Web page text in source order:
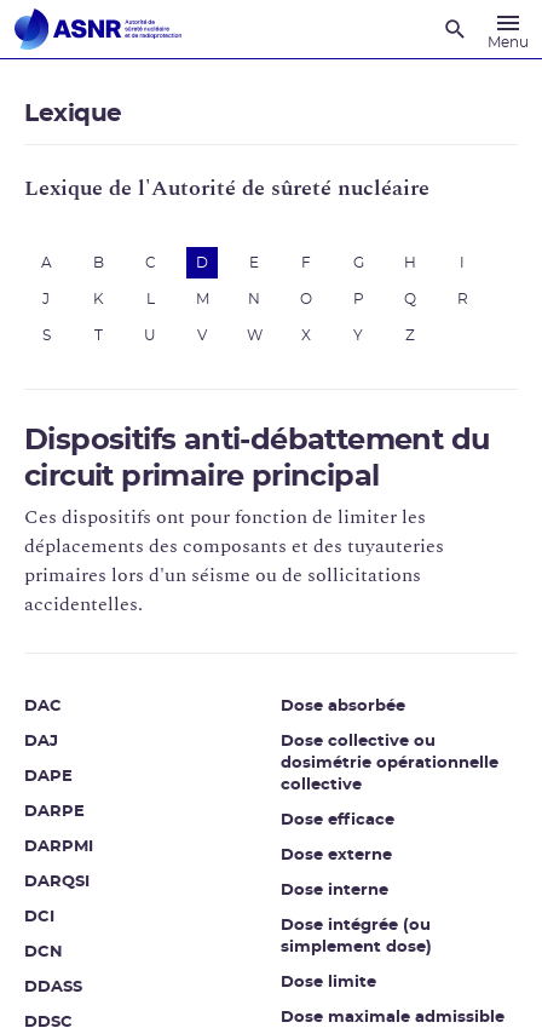
Menu
Lexique
Lexique de l'Autorité de sûreté nucléaire
A B C D E F G H
J K M N O P Q R
S U V W X Y Z
Dispositifs anti-débattement du
circuit primaire principal
Ces dispositifs ont pour fonction de limiter les
déplacements des composants et des tuyauteries
primaires lors d'un séisme ou de sollicitations
accidentelles.
DAC
DAJ
DAPE
DARPE
DARPMI
DARQSI
DCI
DCN
DDASS
DDSC
Dose absorbée
Dose collective ou
dosimétrie opérationnelle
collective
Dose efficace
Dose externe
Dose interne
Dose intégrée (ou
simplement dose)
Dose limite
Dose maximale admissible